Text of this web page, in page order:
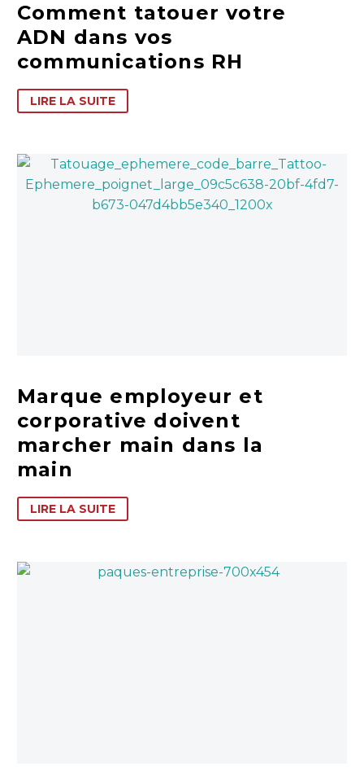
Comment tatouer votre
ADN dans vos
communications RH
LIRE LA SUITE
Marque employeur et
corporative doivent
marcher main dans la
main
LIRE LA SUITE